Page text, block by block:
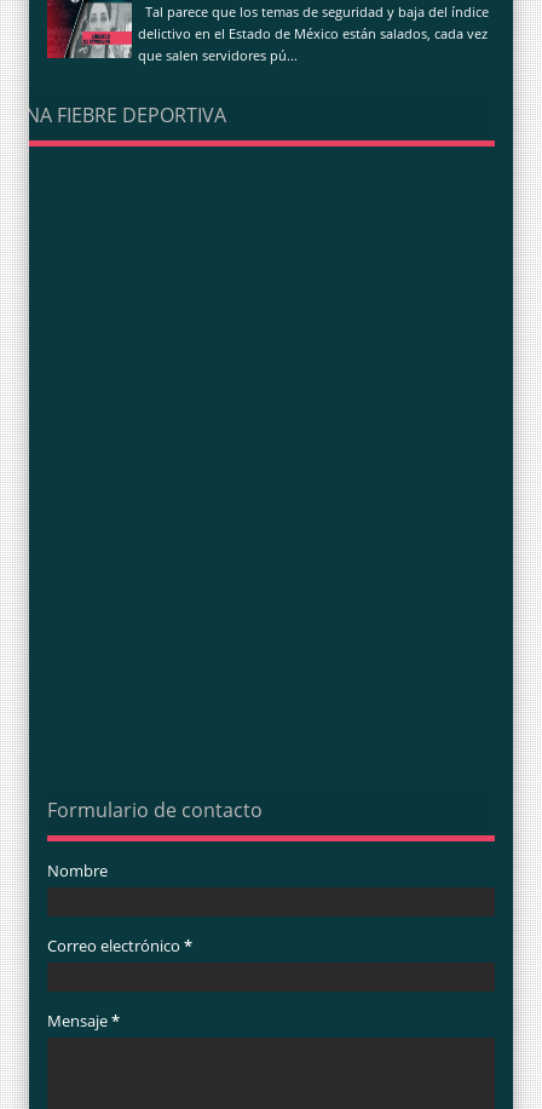
Tal parece que los temas de seguridad y baja del índice
delictivo en el Estado de México están salados, cada vez
que salen servidores pú...
UNA FIEBRE DEPORTIVA
Formulario de contacto
Nombre
Correo electrónico *
Mensaje*